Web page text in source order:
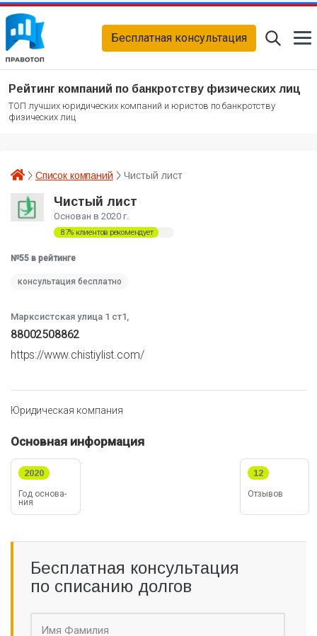
Бесплатная консультация
Рейтинг компаний по банкротству физических лиц
ТОП лучших юридических компаний и юристов по банкротству
физических лиц
Список компаний Чистый лист
Чистый лист
Основан в 2020 г.
87% клиентов рекомендует
№55 в рейтинге
консультация бесплатно
Марксистская улица 1 ст1,
88002508862
https://www.chistiylist.com/
Основная информация
Год ос­но­ва­
ния
2020
Отзывов
12
Юридическая компания
Бесплатная консультация
по списанию долгов